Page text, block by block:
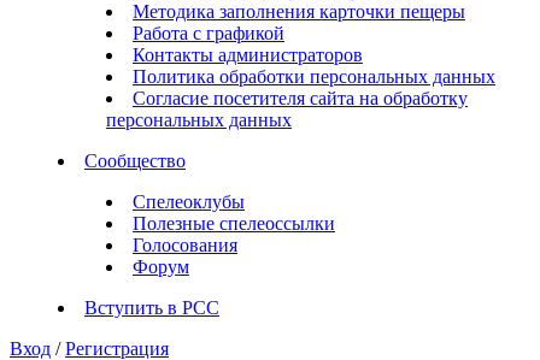
Методика заполнения карточки пещеры
Работа с графикой
Контакты администраторов
Политика обработки персональных данных
Согласие посетителя сайта на обработку
персональных данных
Сообщество
Спелеоклубы
Полезные спелеоссылки
Голосования
Форум
Вступить в РСС
Вход / Регистрация